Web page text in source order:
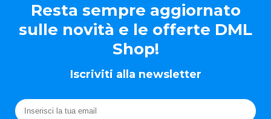
Resta sempre aggiornato
sulle novità e le offerte DML
Shop!
Iscriviti alla newsletter